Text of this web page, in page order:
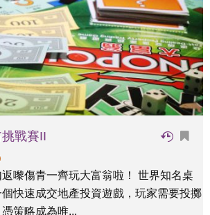
戰賽II
嚟傷青一齊玩大富翁啦！ 世界知名桌
個快速成交地產投資遊戲，玩家需要投擲
策略成為唯...